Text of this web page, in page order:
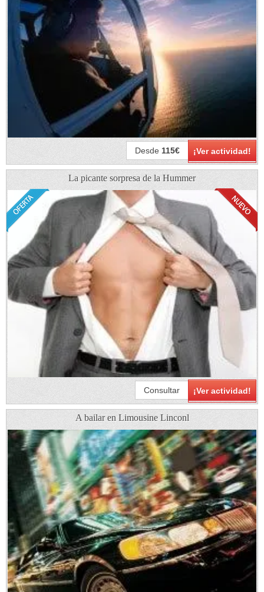
¡Ver actividad!
Desde 115€
La picante sorpresa de la Hummer
¡Ver actividad!
Consultar
A bailar en Limousine Linconl